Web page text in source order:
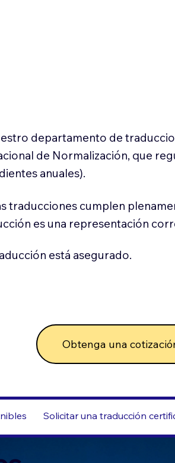
departamento de
de Normalización, que
anuales).
traducciones cumplen
es una representación
está asegurado.
Obtenga una
Solicitar una traducción